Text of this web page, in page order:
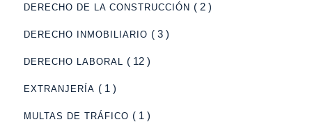
DERECHO DE LA CONSTRUCCIÓN ( 2 )
DERECHO INMOBILIARIO ( 3 )
DERECHO LABORAL ( 12 )
EXTRANJERÍA ( 1 )
MULTAS DE TRÁFICO ( 1 )